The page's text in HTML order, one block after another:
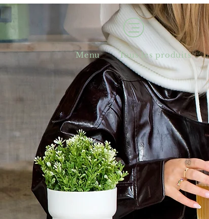
Menu Tous les produits